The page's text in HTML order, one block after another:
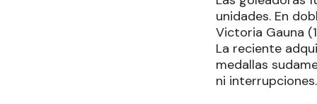
unidades. En
Victoria Gauna
La reciente
medallas
ni interrupciones.